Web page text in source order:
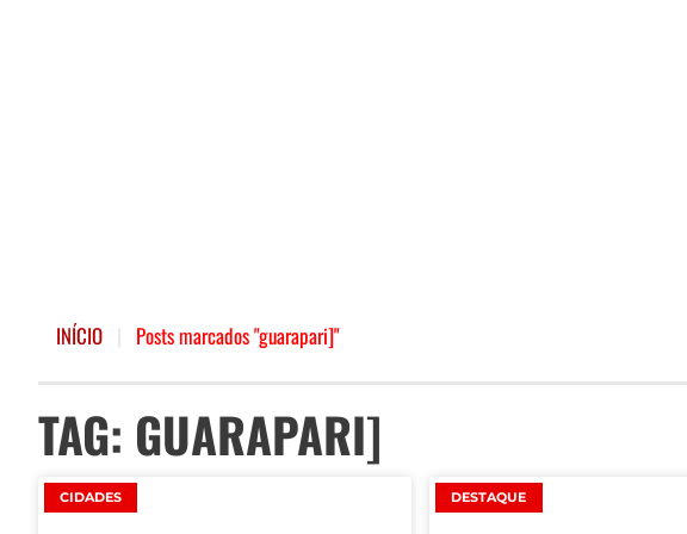
INÍCIO Posts marcados "guarapari]"
TAG: GUARAPARI]
CIDADES DESTAQUE